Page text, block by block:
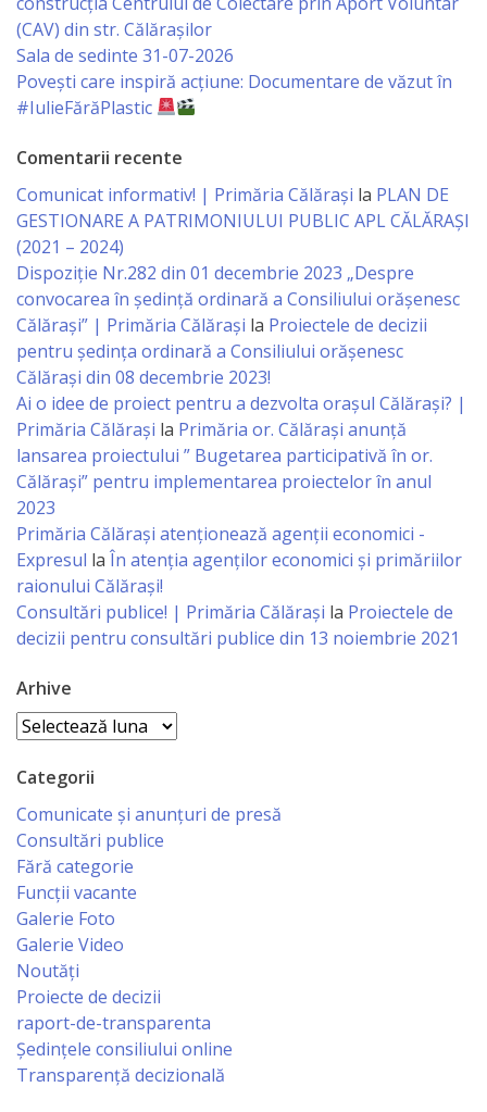
Economist
Primar
Specialist
Relații
cu
Publicul,
Operator
CISC
Organigrama
Regulament
Consiliul
local
Secretarul
Consiliului
Consilieri
Comisii
de
specialitate
Regulamentul
Consiliului
Dispoziții
Proiecte
(CAV) din str. Călărașilor
Sala de sedinte 31-07-2026
Povești care inspiră acțiune: Documentare de văzut în
#IulieFărăPlastic
Comentarii recente
Comunicat informativ! | Primăria Călărași la PLAN DE
GESTIONARE A PATRIMONIULUI PUBLIC APL CĂLĂRAȘI
(2021 – 2024)
Dispoziție Nr.282 din 01 decembrie 2023 „Despre
convocarea în ședință ordinară a Consiliului orășenesc
Călărași” | Primăria Călărași la Proiectele de decizii
pentru ședința ordinară a Consiliului orășenesc
Călărași din 08 decembrie 2023!
Ai o idee de proiect pentru a dezvolta orașul Călărași? |
Primăria Călărași la Primăria or. Călărași anunță
lansarea proiectului ” Bugetarea participativă în or.
Călărași” pentru implementarea proiectelor în anul
2023
Primăria Călăraşi atenţionează agenţii economici -
Expresul la În atenția agenților economici și primăriilor
raionului Călărași!
Consultări publice! | Primăria Călărași la Proiectele de
decizii pentru consultări publice din 13 noiembrie 2021
Arhive
Arhive
Categorii
Comunicate și anunțuri de presă
Consultări publice
Fără categorie
Funcții vacante
Galerie Foto
Galerie Video
Noutăți
Proiecte de decizii
raport-de-transparenta
Ședințele consiliului online
Transparență decizională